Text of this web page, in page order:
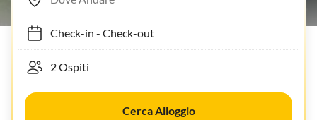
Check-in- Check-out
Cerca Alloggio